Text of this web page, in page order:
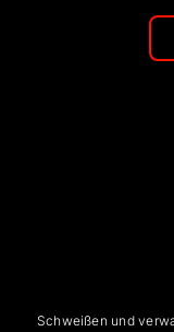
Schweißen und